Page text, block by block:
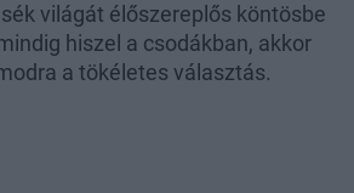
világát élőszereplős köntösbe
hiszel a csodákban, akkor
a tökéletes választás.